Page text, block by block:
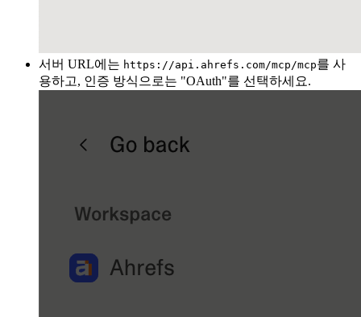
서버 URL에는 https://api.ahrefs.com/mcp/mcp를 사
용하고, 인증 방식으로는 "OAuth"를 선택하세요.